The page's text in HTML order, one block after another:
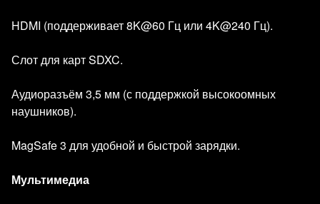
HDMI (поддерживает 8K@60 Гц или 4K@240 Гц).
Слот для карт SDXC.
Аудиоразъём 3,5 мм (с поддержкой высокоомных
наушников).
MagSafe 3 для удобной и быстрой зарядки.
Мультимедиа